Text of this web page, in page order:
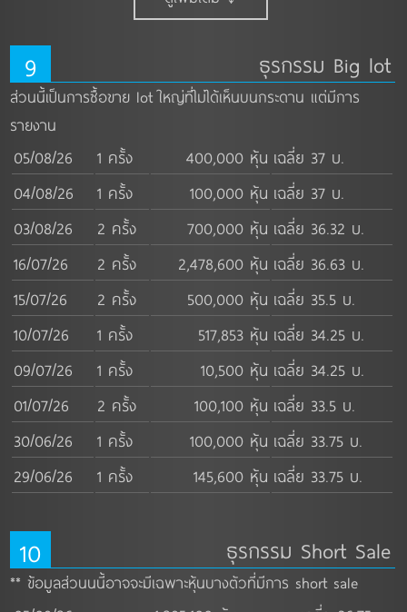
9 ธุรกรรม Big lot
ส่วนนี้เป็นการซื้อขาย lot ใหญ่ที่ไม่ได้เห็นบนกระดาน แต่มีการ
รายงาน
05/08/26 1 ครั้ง 400,000 หุ้น เฉลี่ย 37 บ.
04/08/26
1 ครั้ง 100,000 หุ้น เฉลี่ย 37 บ.
03/08/26
2 ครั้ง 700,000 หุ้น เฉลี่ย 36.32 บ.
16/07/26
2 ครั้ง 2,478,600 หุ้น เฉลี่ย 36.63 บ.
15/07/26
2 ครั้ง 500,000 หุ้น เฉลี่ย 35.5 บ.
10/07/26
1 ครั้ง 517,853 หุ้น เฉลี่ย 34.25 บ.
09/07/26
1 ครั้ง 10,500 หุ้น เฉลี่ย 34.25 บ.
01/07/26
2 ครั้ง 100,100 หุ้น เฉลี่ย 33.5 บ.
30/06/26
1 ครั้ง 100,000 หุ้น เฉลี่ย 33.75 บ.
29/06/26
1 ครั้ง 145,600 หุ้น เฉลี่ย 33.75 บ.
10 ธุรกรรม Short Sale
** ข้อมูลส่วนนนี้อาจจะมีเฉพาะหุ้นบางตัวที่มีการ short sale